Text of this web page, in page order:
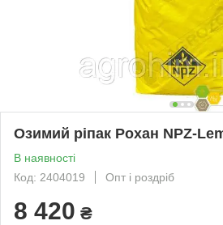
Озимий ріпак Рохан NPZ-
В наявності
Код: 2404019
Опт і роздріб
8 420 ₴